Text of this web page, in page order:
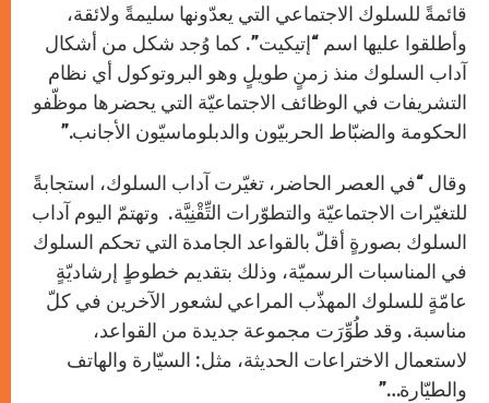
قائمةً للسلوك الاجتماعي التي يعدّونها سليمةً ولائقة،
وأطلقوا عليها اسم “إتيكيت”. كما وُجد شكل من أشكال
آداب السلوك منذ زمنٍ طويلٍ وهو البروتوكول أي نظام
التشريفات في الوظائف الاجتماعيّة التي يحضرها موظّفو
الحكومة والضبّاط الحربيّون والدبلوماسيّون الأجانب.”
وقال “في العصر الحاضر، تغيّرت آداب السلوك، استجابةً
للتغيّرات الاجتماعيّة والتطوّرات التِّقْنِيَّة. وتهتمّ اليوم آداب
السلوك بصورةٍ أقلّ بالقواعد الجامدة التي تحكم السلوك
في المناسبات الرسميّة، وذلك بتقديم خطوطٍ إرشاديّةٍ
عامّةٍ للسلوك المهذّب المراعي لشعور الآخرين في كلّ
مناسبة. وقد طُوِّرَت مجموعة جديدة من القواعد،
لاستعمال الاختراعات الحديثة، مثل: السيّارة والهاتف
والطيّارة…”